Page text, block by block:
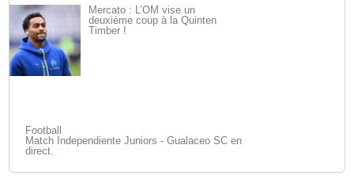
Mercato : L’OM vise un
deuxième coup à la Quinten
Timber !
Football
Match Independiente Juniors - Gualaceo SC en
direct.